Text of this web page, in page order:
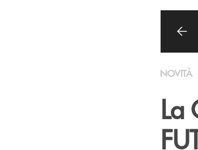
NOVITÀ
La